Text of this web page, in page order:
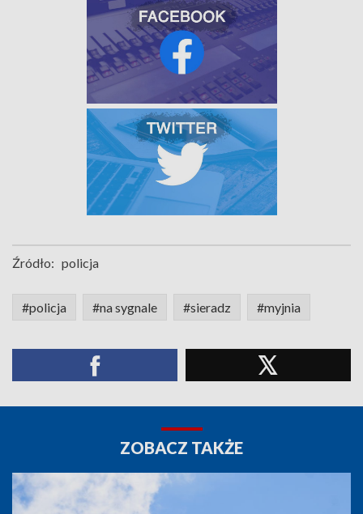
Źródło: policja
#policja #na sygnale #sieradz #myjnia
ZOBACZ TAKŻE